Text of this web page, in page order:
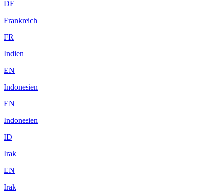
DE
Frankreich
FR
Indien
EN
Indonesien
EN
Indonesien
ID
Irak
EN
Irak